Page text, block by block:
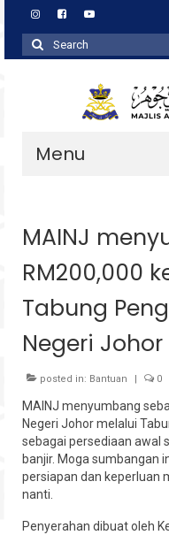
Search
for:
Menu
Zakat
Agihan
Wakaf
Baitulmal
Pembangunan
Hubungi
MAINJ
RM200,000
Tabung
Negeri Johor
posted in: Bantuan | 0
MAINJ menyumbang
Negeri Johor melalui
sebagai persediaan awal
banjir. Moga sumbangan
persiapan dan keperluan
nanti.
Penyerahan dibuat oleh